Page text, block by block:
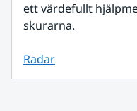
ett värdefullt
skurarna.
Radar